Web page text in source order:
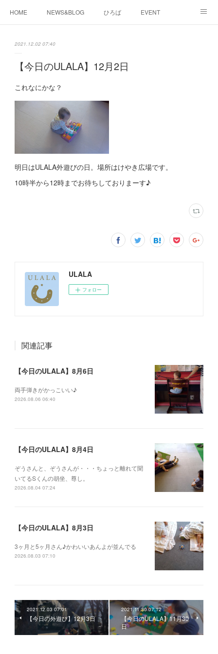
HOME NEWS&BLOG ひろば EVENT
2021.12.02 07:40
【今日のULALA】12月2日
これなにかな？
明日はULALA外遊びの日。場所はけやき広場です。
10時半から12時までお待ちしておりまーす♪
ULALA
フォロー
関連記事
【今日のULALA】8月6日
両手弾きがかっこいい♪
2026.08.06 06:40
【今日のULALA】8月4日
ぞうさんと、ぞうさんが・・・ちょっと離れて聞
いてるSくんの胡坐、尊し。
2026.08.04 07:24
【今日のULALA】8月3日
3ヶ月と5ヶ月さん♪かわいいあんよが並んでる
2026.08.03 07:10
2021.12.03 07:01
【今日の外遊び】12月3日
2021.11.30 07:12
【今日のULALA】11月30
日